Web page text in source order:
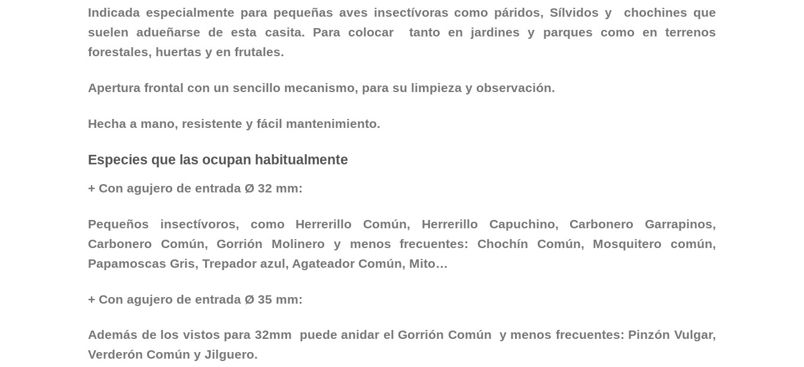
Indicada especialmente para pequeñas aves insectívoras como páridos, Sílvidos y chochines que
suelen adueñarse de esta casita. Para colocar tanto en jardines y parques como en terrenos
forestales, huertas y en frutales.
Apertura frontal con un sencillo mecanismo, para su limpieza y observación.
Hecha a mano, resistente y fácil mantenimiento.
Especies que las ocupan habitualmente
+ Con agujero de entrada Ø 32 mm:
Pequeños insectívoros, como Herrerillo Común, Herrerillo Capuchino, Carbonero Garrapinos,
Carbonero Común, Gorrión Molinero y menos frecuentes: Chochín Común, Mosquitero común,
Papamoscas Gris, Trepador azul, Agateador Común, Mito…
+ Con agujero de entrada Ø 35 mm:
Además de los vistos para 32mm puede anidar el Gorrión Común y menos frecuentes: Pinzón Vulgar,
Verderón Común y Jilguero.